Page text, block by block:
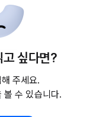
고 싶다면?
주세요.
볼 수 있습니다.